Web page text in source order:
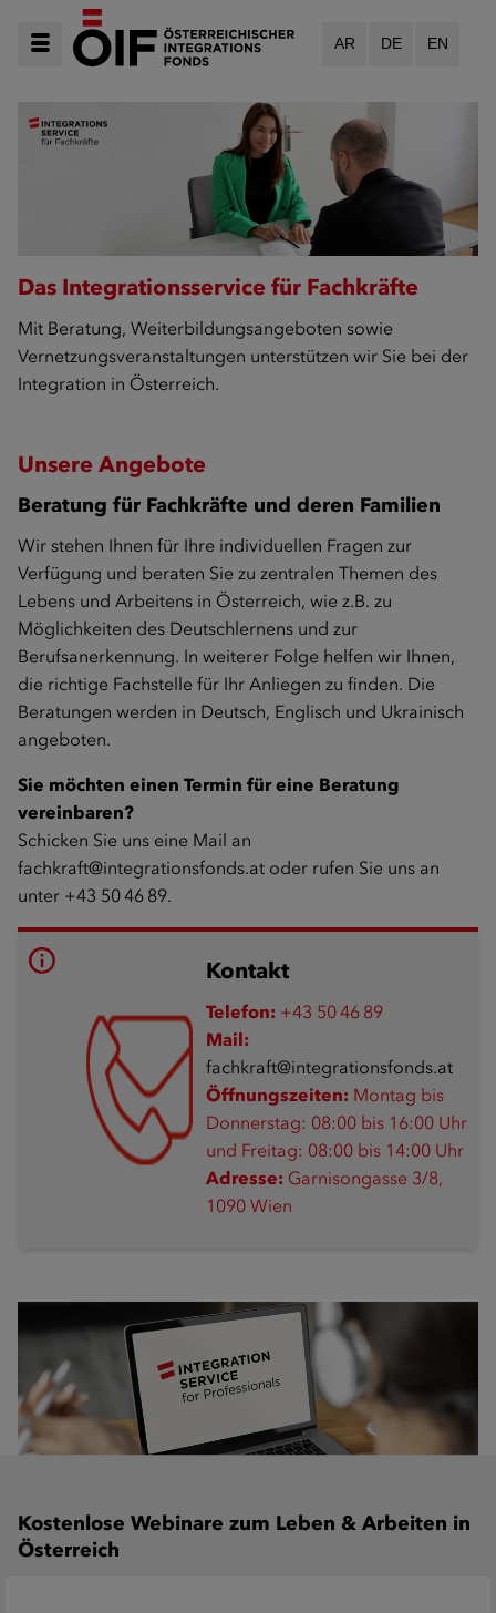
AR DE EN
Das Integrationsservice für Fachkräfte
Mit Beratung, Weiterbildungsangeboten sowie
Vernetzungsveranstaltungen unterstützen wir Sie bei der
Integration in Österreich.
Unsere Angebote
Beratung für Fachkräfte und deren Familien
Wir stehen Ihnen für Ihre individuellen Fragen zur
Verfügung und beraten Sie zu zentralen Themen des
Lebens und Arbeitens in Österreich, wie z.B. zu
Möglichkeiten des Deutschlernens und zur
Berufsanerkennung. In weiterer Folge helfen wir Ihnen,
die richtige Fachstelle für Ihr Anliegen zu finden. Die
Beratungen werden in Deutsch, Englisch und Ukrainisch
angeboten.
Sie möchten einen Termin für eine Beratung
vereinbaren?
Schicken Sie uns eine Mail an
fachkraft@integrationsfonds.at oder rufen Sie uns an
unter +43 50 46 89.
Kontakt
Telefon: +43 50 46 89
Mail:
fachkraft@integrationsfonds.at
Öffnungszeiten: Montag bis
Donnerstag: 08:00 bis 16:00 Uhr
und Freitag: 08:00 bis 14:00 Uhr
Adresse: Garnisongasse 3/8,
1090 Wien
Kostenlose Webinare zum Leben & Arbeiten in
Österreich